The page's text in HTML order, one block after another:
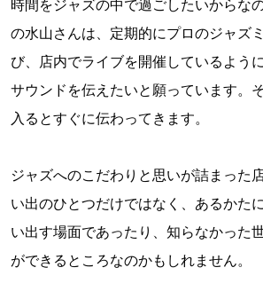
時間をジャズの中で過ごしたいからな
の水山さんは、定期的にプロのジャズ
び、店内でライブを開催しているよう
サウンドを伝えたいと願っています。
入るとすぐに伝わってきます。
ジャズへのこだわりと思いが詰まった
い出のひとつだけではなく、あるかた
い出す場面であったり、知らなかった
ができるところなのかもしれません。